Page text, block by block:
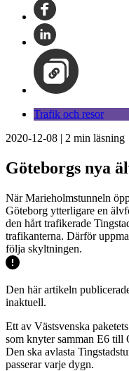
Trafik och resor
2020-12-08 | 2 min läsning
Göteborgs nya
När Marieholmstunneln
Göteborg ytterligare en
den hårt trafikerade
trafikanterna. Därför
följa skyltningen.
Den här artikeln
inaktuell.
Ett av Västsvenska
som knyter samman E6 till
Den ska avlasta
passerar varje dygn.